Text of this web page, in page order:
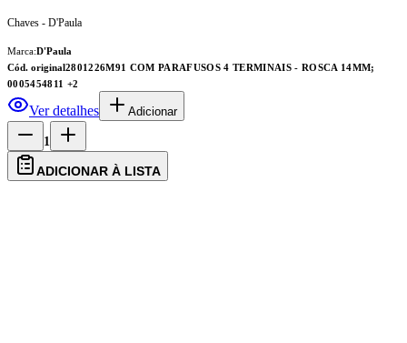
Chaves - D'Paula
Marca:D'Paula
Cód. original2801226M91 COM PARAFUSOS 4 TERMINAIS - ROSCA 14MM;
0005454811 +2
Ver detalhes Adicionar
1
ADICIONAR À LISTA